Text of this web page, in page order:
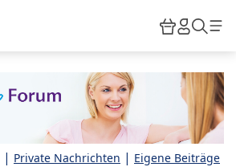
HiPP
| Private Nachrichten | Eigene Beiträge